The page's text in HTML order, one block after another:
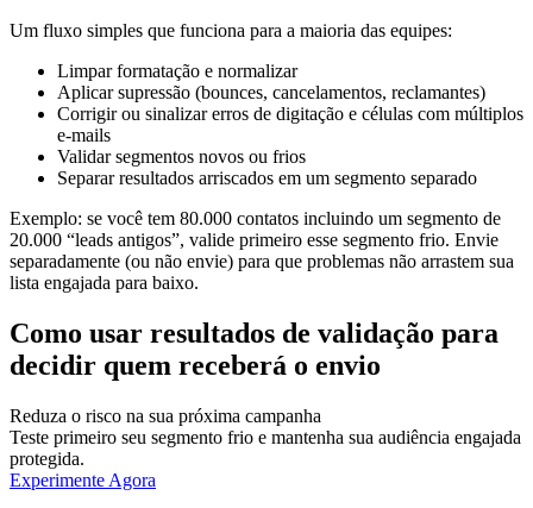
Um fluxo simples que funciona para a maioria das equipes:
Limpar formatação e normalizar
Aplicar supressão (bounces, cancelamentos, reclamantes)
Corrigir ou sinalizar erros de digitação e células com múltiplos
e-mails
Validar segmentos novos ou frios
Separar resultados arriscados em um segmento separado
Exemplo: se você tem 80.000 contatos incluindo um segmento de
20.000 “leads antigos”, valide primeiro esse segmento frio. Envie
separadamente (ou não envie) para que problemas não arrastem sua
lista engajada para baixo.
Como usar resultados de validação para
decidir quem receberá o envio
Reduza o risco na sua próxima campanha
Teste primeiro seu segmento frio e mantenha sua audiência engajada
protegida.
Experimente Agora